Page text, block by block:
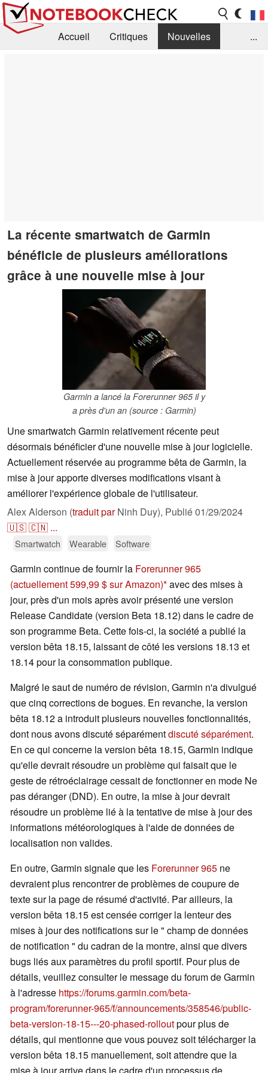
Accueil Critiques
Nouvelles
...
La récente smartwatch de Garmin
bénéficie de plusieurs améliorations
grâce à une nouvelle mise à jour
Garmin a lancé la Forerunner 965 il y
a près d'un an (source : Garmin)
Une smartwatch Garmin relativement récente peut
désormais bénéficier d'une nouvelle mise à jour logicielle.
Actuellement réservée au programme bêta de Garmin, la
mise à jour apporte diverses modifications visant à
améliorer l'expérience globale de l'utilisateur.
Alex Alderson (traduit parNinh Duy), Publié01/29/2024
🇺🇸🇨🇳 ...
Smartwatch Wearable Software
Garmin continue de fournir la Forerunner 965
(actuellement 599,99 $ sur Amazon) avec des mises à
jour, près d'un mois après avoir présenté une version
Release Candidate (version Beta 18.12) dans le cadre de
son programme Beta. Cette fois-ci, la société a publié la
version bêta 18.15, laissant de côté les versions 18.13 et
18.14 pour la consommation publique.
Malgré le saut de numéro de révision, Garmin n'a divulgué
que cinq corrections de bogues. En revanche, la version
bêta 18.12 a introduit plusieurs nouvelles fonctionnalités,
dont nous avons discuté séparémentdiscuté séparément.
En ce qui concerne la version bêta 18.15, Garmin indique
qu'elle devrait résoudre un problème qui faisait que le
geste de rétroéclairage cessait de fonctionner en mode Ne
pas déranger (DND). En outre, la mise à jour devrait
résoudre un problème lié à la tentative de mise à jour des
informations météorologiques à l'aide de données de
localisation non valides.
En outre, Garmin signale que les Forerunner 965 ne
devraient plus rencontrer de problèmes de coupure de
texte sur la page de résumé d'activité. Par ailleurs, la
version bêta 18.15 est censée corriger la lenteur des
mises à jour des notifications sur le " champ de données
de notification " du cadran de la montre, ainsi que divers
bugs liés aux paramètres du profil sportif. Pour plus de
détails, veuillez consulter le message du forum de Garmin
à l'adresse https://forums.garmin.com/beta-
program/forerunner-965/f/announcements/358546/public-
beta-version-18-15---20-phased-rolloutpour plus de
détails, qui mentionne que vous pouvez soit télécharger la
version bêta 18.15 manuellement, soit attendre que la